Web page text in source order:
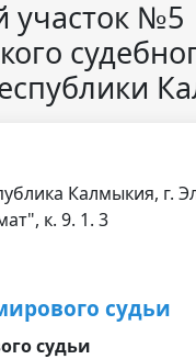
участок №5
Калмыкия, г.
к. 9. 1. 3
судьи
судьи